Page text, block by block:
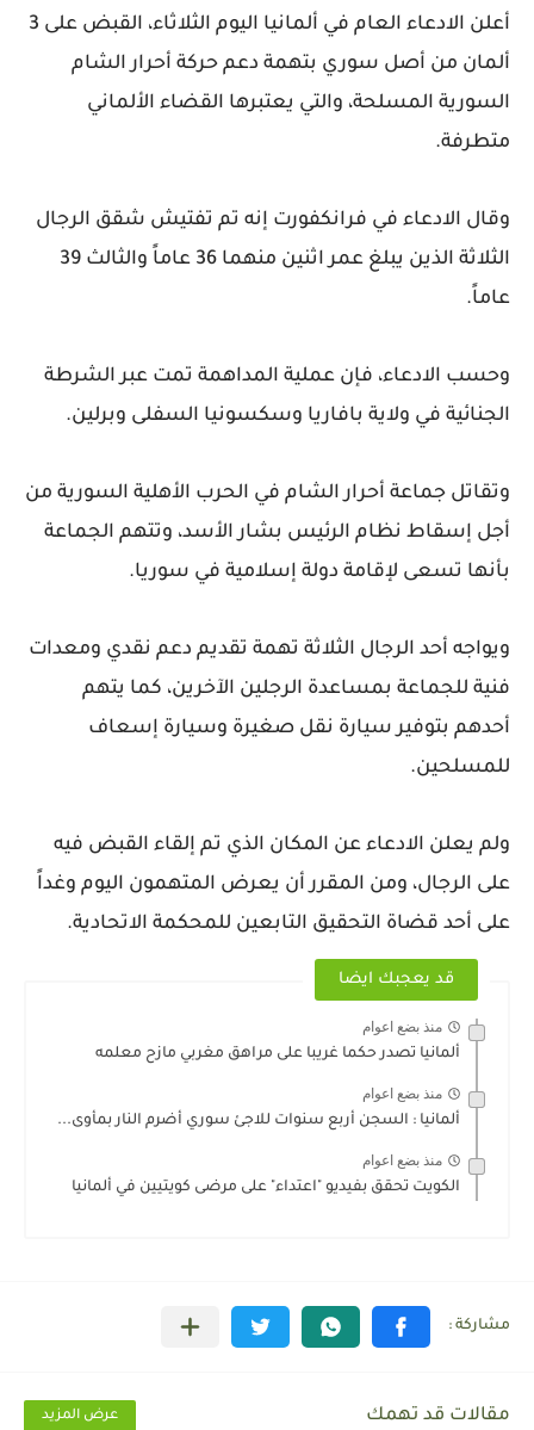
أعلن الادعاء العام في ألمانيا اليوم الثلاثاء، القبض على 3
ألمان من أصل سوري بتهمة دعم حركة أحرار الشام
السورية المسلحة، والتي يعتبرها القضاء الألماني
متطرفة.
وقال الادعاء في فرانكفورت إنه تم تفتيش شقق الرجال
الثلاثة الذين يبلغ عمر اثنين منهما 36 عاماً والثالث 39
عاماً.
وحسب الادعاء، فإن عملية المداهمة تمت عبر الشرطة
الجنائية في ولاية بافاريا وسكسونيا السفلى وبرلين.
وتقاتل جماعة أحرار الشام في الحرب الأهلية السورية من
أجل إسقاط نظام الرئيس بشار الأسد، وتتهم الجماعة
بأنها تسعى لإقامة دولة إسلامية في سوريا.
ويواجه أحد الرجال الثلاثة تهمة تقديم دعم نقدي ومعدات
فنية للجماعة بمساعدة الرجلين الآخرين، كما يتهم
أحدهم بتوفير سيارة نقل صغيرة وسيارة إسعاف
للمسلحين.
ولم يعلن الادعاء عن المكان الذي تم إلقاء القبض فيه
على الرجال، ومن المقرر أن يعرض المتهمون اليوم وغداً
على أحد قضاة التحقيق التابعين للمحكمة الاتحادية.
قد يعجبك ايضا
منذ بضع اعوام
ألمانيا تصدر حكما غريبا على مراهق مغربي مازح معلمه
منذ بضع اعوام
ألمانيا : السجن أربع سنوات للاجئ سوري أضرم النار بمأوى...
منذ بضع اعوام
الكويت تحقق بفيديو "اعتداء" على مرضى كويتيين في ألمانيا
مقالات قد تهمك عرض المزيد